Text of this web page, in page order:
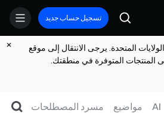
تسجيل حساب جديد
المتحدة. يرجى الانتقال إلى موقع
المنتجات المتوفرة في منطقتك.
AI مواضيع مسرد المصطلحات